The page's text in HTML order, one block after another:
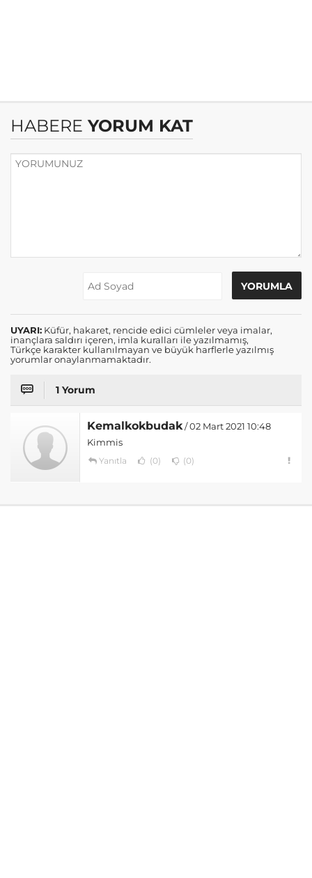
HABERE YORUM KAT
UYARI: Küfür, hakaret, rencide edici cümleler veya imalar,
inançlara saldırı içeren, imla kuralları ile yazılmamış,
Türkçe karakter kullanılmayan ve büyük harflerle yazılmış
yorumlar onaylanmamaktadır.
1 Yorum
Kemalkokbudak/ 02 Mart 2021 10:48
Kimmis
Yanıtla (0) (0)